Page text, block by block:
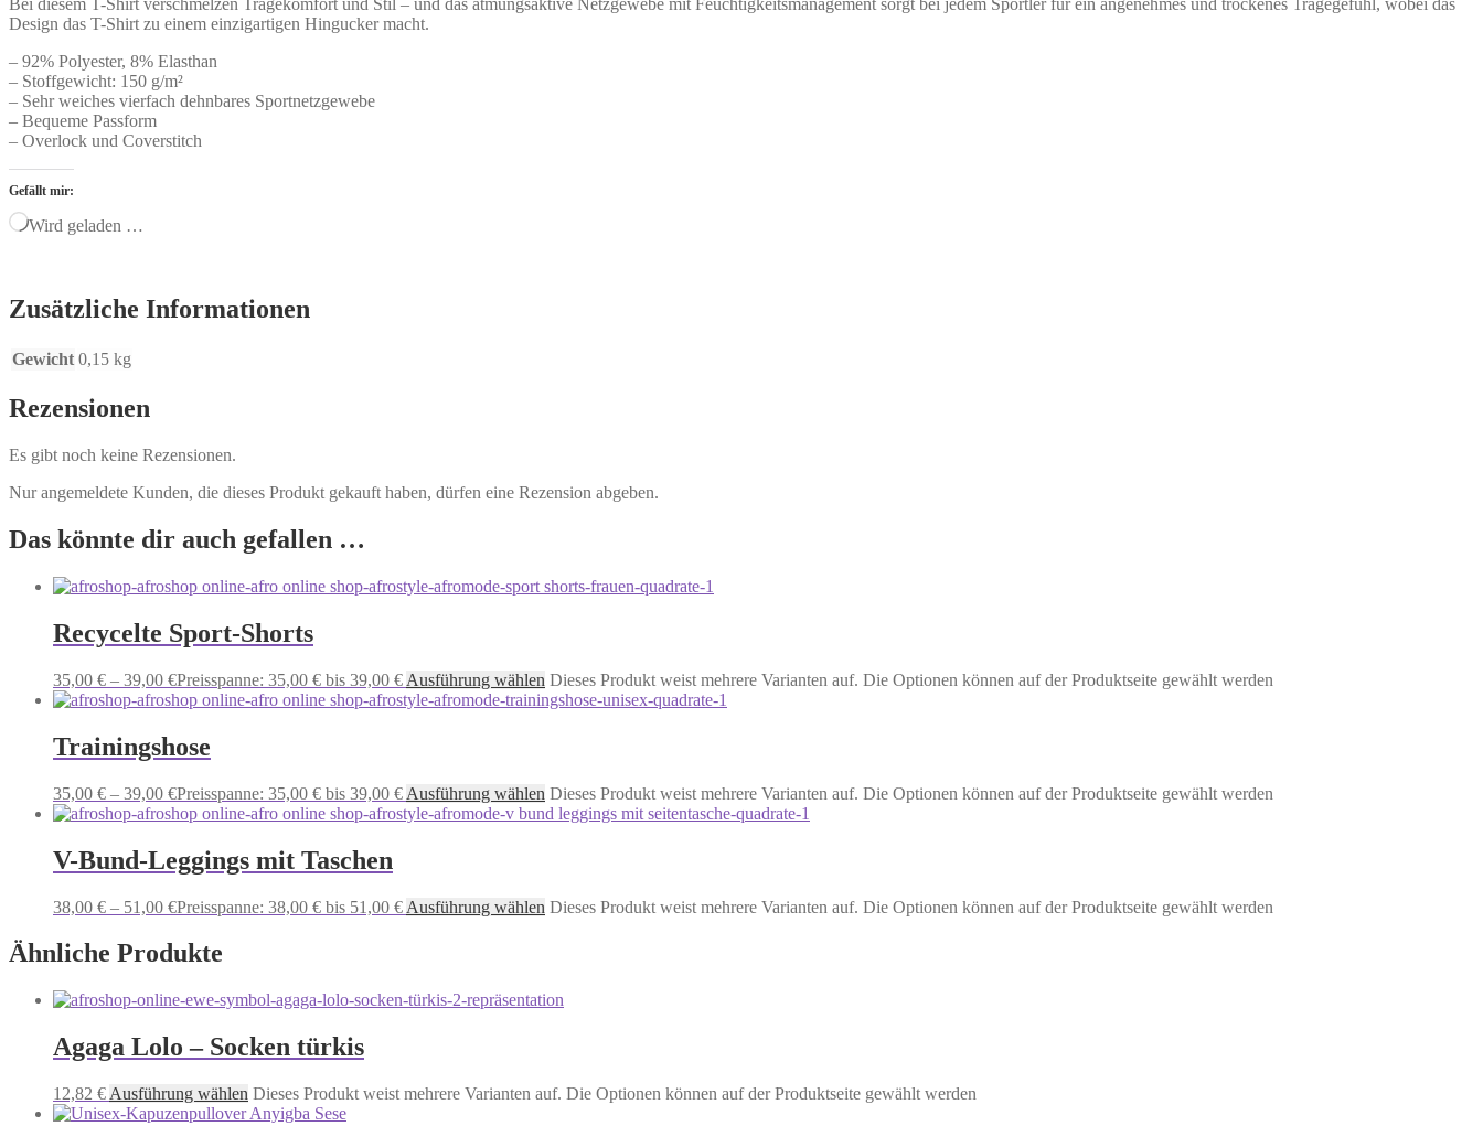
Design das T-Shirt zu einem einzigartigen Hingucker macht.
– 92% Polyester, 8% Elasthan
– Stoffgewicht: 150 g/m²
– Sehr weiches vierfach dehnbares Sportnetzgewebe
– Bequeme Passform
– Overlock und Coverstitch
Gefällt mir:
Wird geladen …
Zusätzliche Informationen
Gewicht 0,15 kg
Rezensionen
Es gibt noch keine Rezensionen.
Nur angemeldete Kunden, die dieses Produkt gekauft haben, dürfen eine Rezension abgeben.
Das könnte dir auch gefallen …
Recycelte Sport-Shorts
35,00 € – 39,00 €Preisspanne: 35,00 € bis 39,00 € Ausführung wählen Dieses Produkt weist mehrere Varianten auf. Die Optionen können auf der Produktseite gewählt werden
Trainingshose
35,00 € – 39,00 €Preisspanne: 35,00 € bis 39,00 € Ausführung wählen Dieses Produkt weist mehrere Varianten auf. Die Optionen können auf der Produktseite gewählt werden
V-Bund-Leggings mit Taschen
38,00 € – 51,00 €Preisspanne: 38,00 € bis 51,00 € Ausführung wählen Dieses Produkt weist mehrere Varianten auf. Die Optionen können auf der Produktseite gewählt werden
Ähnliche Produkte
Agaga Lolo – Socken türkis
12,82 € Ausführung wählen Dieses Produkt weist mehrere Varianten auf. Die Optionen können auf der Produktseite gewählt werden